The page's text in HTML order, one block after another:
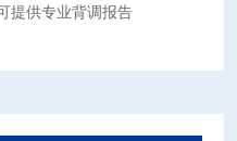
提供专业背调报告